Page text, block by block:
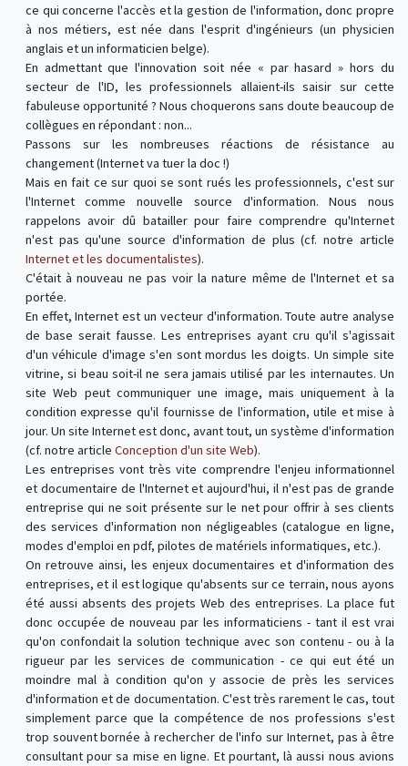
ce qui concerne l'accès et la gestion de l'information, donc propre
à nos métiers, est née dans l'esprit d'ingénieurs (un physicien
anglais et un informaticien belge).
En admettant que l'innovation soit née « par hasard » hors du
secteur de l'ID, les professionnels allaient-ils saisir sur cette
fabuleuse opportunité ? Nous choquerons sans doute beaucoup de
collègues en répondant : non...
Passons sur les nombreuses réactions de résistance au
changement (Internet va tuer la doc !)
Mais en fait ce sur quoi se sont rués les professionnels, c'est sur
l'Internet comme nouvelle source d'information. Nous nous
rappelons avoir dû batailler pour faire comprendre qu'Internet
n'est pas qu'une source d'information de plus (cf. notre article
Internet et les documentalistes).
C'était à nouveau ne pas voir la nature même de l'Internet et sa
portée.
En effet, Internet est un vecteur d'information. Toute autre analyse
de base serait fausse. Les entreprises ayant cru qu'il s'agissait
d'un véhicule d'image s'en sont mordus les doigts. Un simple site
vitrine, si beau soit-il ne sera jamais utilisé par les internautes. Un
site Web peut communiquer une image, mais uniquement à la
condition expresse qu'il fournisse de l'information, utile et mise à
jour. Un site Internet est donc, avant tout, un système d'information
(cf. notre article Conception d'un site Web).
Les entreprises vont très vite comprendre l'enjeu informationnel
et documentaire de l'Internet et aujourd'hui, il n'est pas de grande
entreprise qui ne soit présente sur le net pour offrir à ses clients
des services d'information non négligeables (catalogue en ligne,
modes d'emploi en pdf, pilotes de matériels informatiques, etc.).
On retrouve ainsi, les enjeux documentaires et d'information des
entreprises, et il est logique qu'absents sur ce terrain, nous ayons
été aussi absents des projets Web des entreprises. La place fut
donc occupée de nouveau par les informaticiens - tant il est vrai
qu'on confondait la solution technique avec son contenu - ou à la
rigueur par les services de communication - ce qui eut été un
moindre mal à condition qu'on y associe de près les services
d'information et de documentation. C'est très rarement le cas, tout
simplement parce que la compétence de nos professions s'est
trop souvent bornée à rechercher de l'info sur Internet, pas à être
consultant pour sa mise en ligne. Et pourtant, là aussi nous avions